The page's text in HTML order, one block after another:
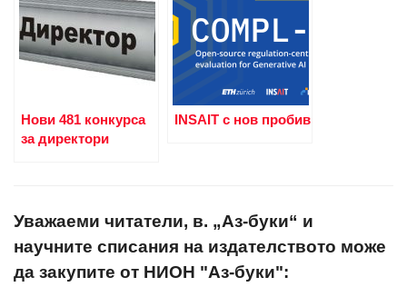
Нови 481 конкурса
за директори
INSAIT с нов пробив
Уважаеми читатели, в. „Аз-буки“ и
научните списания на издателството може
да закупите от НИОН "Аз-буки":